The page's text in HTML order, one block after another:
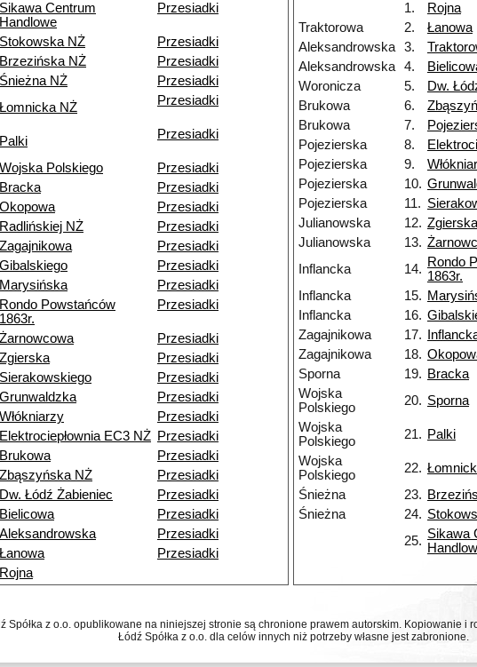
Sikawa Centrum
Handlowe
Przesiadki
Stokowska NŻ
Przesiadki
Brzezińska NŻ
Przesiadki
Śnieżna NŻ
Przesiadki
Łomnicka NŻ Przesiadki
Palki Przesiadki
Wojska Polskiego
Przesiadki
Bracka
Przesiadki
Okopowa
Przesiadki
Radlińskiej NŻ
Przesiadki
Zagajnikowa
Przesiadki
Gibalskiego
Przesiadki
Marysińska
Przesiadki
Rondo Powstańców
1863r.
Przesiadki
Żarnowcowa
Przesiadki
Zgierska
Przesiadki
Sierakowskiego
Przesiadki
Grunwaldzka
Przesiadki
Włókniarzy
Przesiadki
Elektrociepłownia EC3 NŻ Przesiadki
Brukowa
Przesiadki
Zbąszyńska NŻ
Przesiadki
Dw. Łódź Żabieniec
Przesiadki
Bielicowa
Przesiadki
Aleksandrowska
Przesiadki
Łanowa
Przesiadki
Rojna
1.
Rojna
Traktorowa
2. Łanowa
Aleksandrowska
3.
Aleksandrowska
4.
Woronicza
5. Dw.
Brukowa
6.
Brukowa
7.
Pojezierska
8.
Pojezierska
9.
Pojezierska
10.
Pojezierska
11.
Julianowska
12. Zgierska
Julianowska
13.
Inflancka
14. Rondo
1863r.
Inflancka 15.
Inflancka
16.
Zagajnikowa
17.
Zagajnikowa
18.
Sporna
19. Bracka
Wojska
Polskiego
20. Sporna
Wojska
Polskiego
21. Palki
Wojska
Polskiego
22.
Śnieżna 23.
Śnieżna
24.
25. Sikawa
Spółka z o.o. opublikowane na niniejszej stronie są chronione prawem autorskim. Kopiowanie i
Łódź Spółka z o.o. dla celów innych niż potrzeby własne jest zabronione.